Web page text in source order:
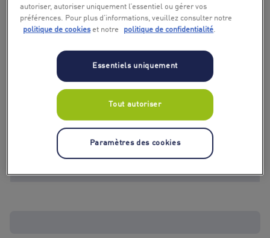
autoriser, autoriser uniquement l’essentiel ou gérer vos
préférences. Pour plus d’informations, veuillez consulter notre
politique de cookieset notre politique de confidentialité.
Essentiels uniquement
Tout autoriser
Paramètres des cookies